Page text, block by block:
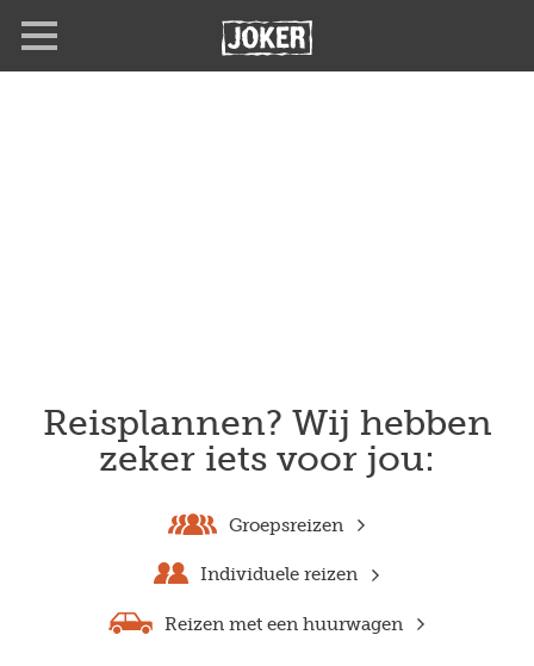
Reisplannen? Wij hebben
zeker iets voor jou:
Groepsreizen
Individuele reizen
Reizen met een huurwagen